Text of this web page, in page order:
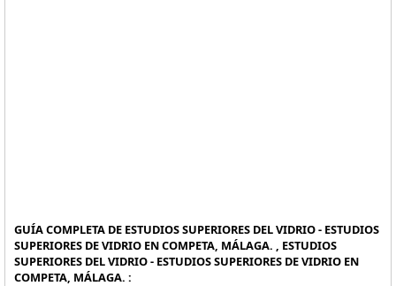
GUÍA COMPLETA DE ESTUDIOS SUPERIORES DEL VIDRIO - ESTUDIOS
SUPERIORES DE VIDRIO EN COMPETA, MÁLAGA. , ESTUDIOS
SUPERIORES DEL VIDRIO - ESTUDIOS SUPERIORES DE VIDRIO EN
COMPETA, MÁLAGA. :